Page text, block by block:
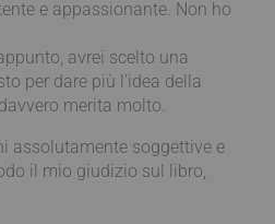
e appassionante. Non ho
avrei scelto una
per dare più l’idea della
merita molto.
assolutamente soggettive e
il mio giudizio sul libro,